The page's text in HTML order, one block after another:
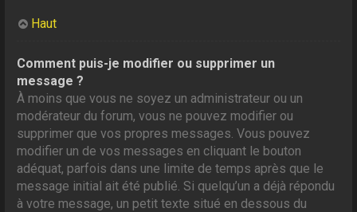
Haut
Comment puis-je modifier ou supprimer un
message ?
À moins que vous ne soyez un administrateur ou un
modérateur du forum, vous ne pouvez modifier ou
supprimer que vos propres messages. Vous pouvez
modifier un de vos messages en cliquant le bouton
adéquat, parfois dans une limite de temps après que le
message initial ait été publié. Si quelqu’un a déjà répondu
à votre message, un petit texte situé en dessous du